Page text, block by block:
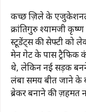
कच्छ ज़िले के एजुकेशनल
क्रांतिगुरु श्यामजी
स्टूडेंट्स की सेफ्टी को
मेन गेट के पास ट्रैफिक
थे, लेकिन नई सड़क बनने
लंबा समय बीत जाने के
ब्रेकर बनाने की ज़हमत